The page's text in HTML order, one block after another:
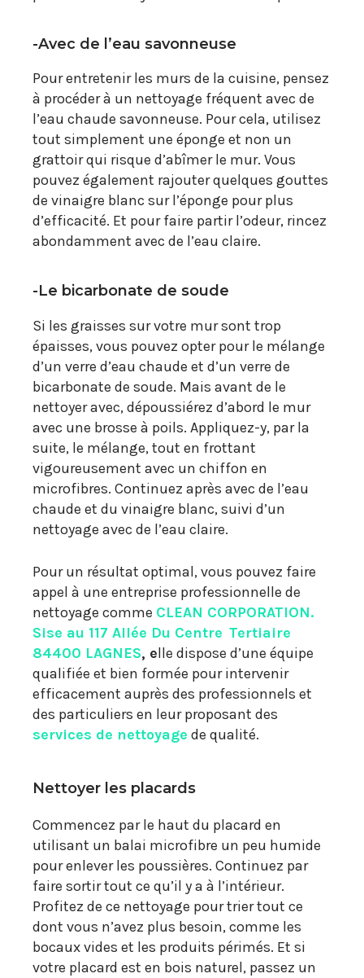
-Avec de l’eau savonneuse
Pour entretenir les murs de la cuisine, pensez
à procéder à un nettoyage fréquent avec de
l’eau chaude savonneuse. Pour cela, utilisez
tout simplement une éponge et non un
grattoir qui risque d’abîmer le mur. Vous
pouvez également rajouter quelques gouttes
de vinaigre blanc sur l’éponge pour plus
d’efficacité. Et pour faire partir l’odeur, rincez
abondamment avec de l’eau claire.
-Le bicarbonate de soude
Si les graisses sur votre mur sont trop
épaisses, vous pouvez opter pour le mélange
d’un verre d’eau chaude et d’un verre de
bicarbonate de soude. Mais avant de le
nettoyer avec, dépoussiérez d’abord le mur
avec une brosse à poils. Appliquez-y, par la
suite, le mélange, tout en frottant
vigoureusement avec un chiffon en
microfibres. Continuez après avec de l’eau
chaude et du vinaigre blanc, suivi d’un
nettoyage avec de l’eau claire.
Pour un résultat optimal, vous pouvez faire
appel à une entreprise professionnelle de
nettoyage comme CLEAN CORPORATION.
Sise au 117 Allée Du Centre Tertiaire
84400 LAGNES, elle dispose d’une équipe
qualifiée et bien formée pour intervenir
efficacement auprès des professionnels et
des particuliers en leur proposant des
services de nettoyage de qualité.
Nettoyer les placards
Commencez par le haut du placard en
utilisant un balai microfibre un peu humide
pour enlever les poussières. Continuez par
faire sortir tout ce qu’il y a à l’intérieur.
Profitez de ce nettoyage pour trier tout ce
dont vous n’avez plus besoin, comme les
bocaux vides et les produits périmés. Et si
votre placard est en bois naturel, passez un